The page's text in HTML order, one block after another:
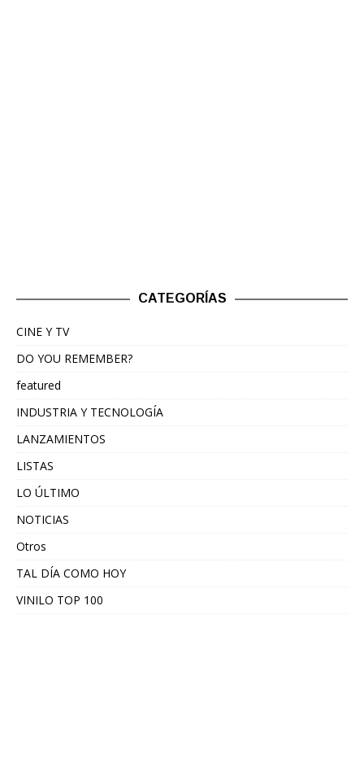
CATEGORÍAS
CINE Y TV
DO YOU REMEMBER?
featured
INDUSTRIA Y TECNOLOGÍA
LANZAMIENTOS
LISTAS
LO ÚLTIMO
NOTICIAS
Otros
TAL DÍA COMO HOY
VINILO TOP 100